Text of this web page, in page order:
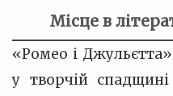
Місце в
«Ромео і
у творчій